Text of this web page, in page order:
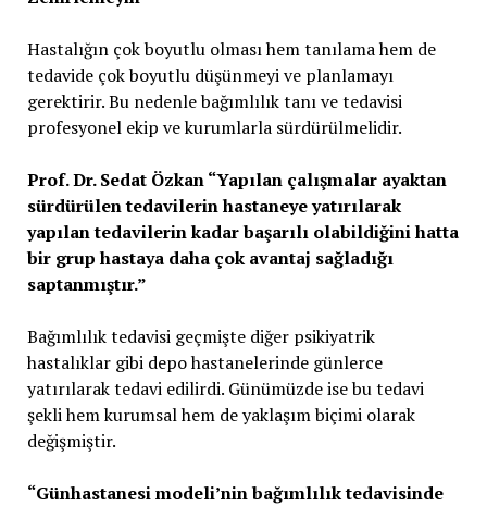
Hastalığın çok boyutlu olması hem tanılama hem de
tedavide çok boyutlu düşünmeyi ve planlamayı
gerektirir. Bu nedenle bağımlılık tanı ve tedavisi
profesyonel ekip ve kurumlarla sürdürülmelidir.
Prof. Dr. Sedat Özkan “Yapılan çalışmalar ayaktan
sürdürülen tedavilerinhastaneyeyatırılarak
yapılan tedavilerin kadar başarılı olabildiğini hatta
bir grup hastaya daha çok avantaj sağladığı
saptanmıştır.”
Bağımlılık tedavisi geçmişte diğer psikiyatrik
hastalıklar gibi depo hastanelerinde günlerce
yatırılarak tedavi edilirdi. Günümüzde ise bu tedavi
şekli hem kurumsal hem de yaklaşım biçimi olarak
değişmiştir.
“Günhastanesimodeli’nin bağımlılık tedavisinde